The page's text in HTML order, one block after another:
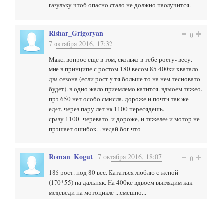
газульку чтоб опасно стало не должно паолучится.
Rishar_Grigoryan
7 октября 2016, 17:32
0
Макс, вопрос еще в том, сколько в тебе росту- весу.
мне в принципе с ростом 180 весом 85 400ки хватало
два сезона (если рост у тя больше то на нем тесновато
будет). в одно жало приемлемо катится. вдыоем тяжео.
про 650 нет особо смысла. дороже и почти так же
едет. через пару лет на 1100 пересядешь.
сразу 1100- черевато- и дороже, и тяжелее и мотор не
прошает ошибок. . недай бог что
Roman_Kogut 7 октября 2016, 18:07 0
186 рост. под 80 вес. Кататься люблю с женой
(170*55) на дальняк. На 400ке вдвоем выглядим как
медеведи на мотоцикле ...смешно...